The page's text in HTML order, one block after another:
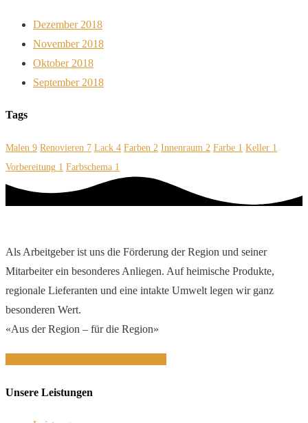
Dezember 2018
November 2018
Oktober 2018
September 2018
Tags
Malen 9 Renovieren 7 Lack 4 Farben 2 Innenraum 2 Farbe 1 Keller 1
Vorbereitung 1 Farbschema 1
Als Arbeitgeber ist uns die Förderung der Region und seiner
Mitarbeiter ein besonderes Anliegen. Auf heimische Produkte,
regionale Lieferanten und eine intakte Umwelt legen wir ganz
besonderen Wert.
«Aus der Region – für die Region»
Unsere Leistungen